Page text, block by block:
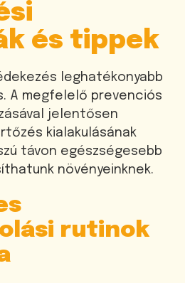
és tippek
leghatékonyabb
A megfelelő prevenciós
jelentősen
kialakulásának
távon egészségesebb
növényeinknek.
rutinok